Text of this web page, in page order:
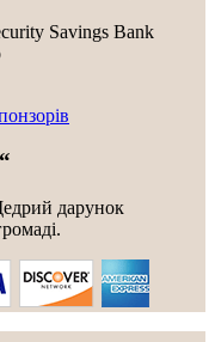
Savings Bank
дарунок